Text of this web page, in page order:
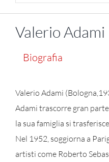
Valerio Adami
Biografia
Valerio Adami
Adami trascorre gran
la sua famiglia si
Nel 1952, soggiorna a
artisti come Roberto